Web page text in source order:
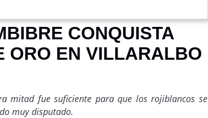
CONQUISTA
ORO EN VILLARALBO
mitad fue suficiente para que los rojiblancos se
muy disputado.